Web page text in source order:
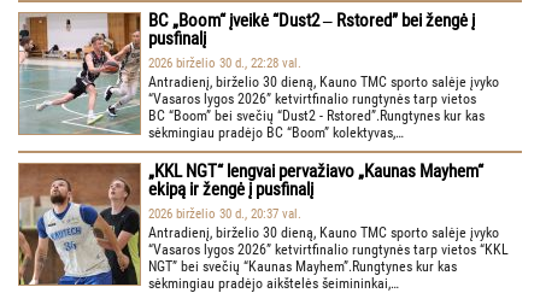
BC „Boom“ įveikė “Dust2 ‒ Rstored” bei žengė į
pusfinalį
2026 birželio 30 d., 22:28 val.
Antradienį, birželio 30 dieną, Kauno TMC sporto salėje įvyko
“Vasaros lygos 2026” ketvirtfinalio rungtynės tarp vietos
BC “Boom” bei svečių “Dust2 - Rstored”.Rungtynes kur kas
sėkmingiau pradėjo BC “Boom” kolektyvas,…
„KKL NGT“ lengvai pervažiavo „Kaunas Mayhem“
ekipą ir žengė į pusfinalį
2026 birželio 30 d., 20:37 val.
Antradienį, birželio 30 dieną, Kauno TMC sporto salėje įvyko
“Vasaros lygos 2026” ketvirtfinalio rungtynės tarp vietos “KKL
NGT” bei svečių “Kaunas Mayhem”.Rungtynes kur kas
sėkmingiau pradėjo aikštelės šeimininkai,…